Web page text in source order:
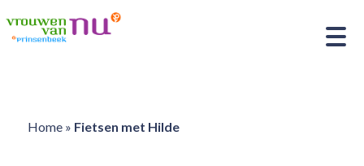
Home» Fietsen met Hilde